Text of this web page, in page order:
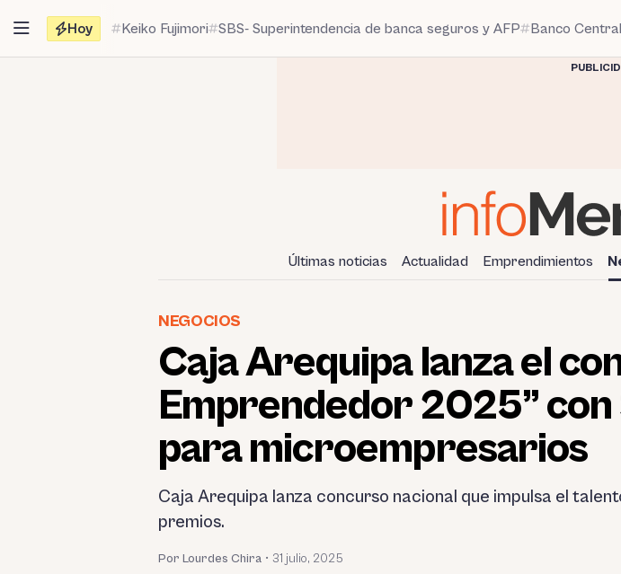
contenido
Hoy Keiko Fujimori SBS- Superintendencia de banca seguros y AFP Banco
Últimas noticias Actualidad Emprendimientos
NEGOCIOS
Caja Arequipa lanza el
Emprendedor 2025”
para microempresarios
Caja Arequipa lanza concurso nacional que impulsa el
premios.
Por Lourdes Chira • 31 julio, 2025